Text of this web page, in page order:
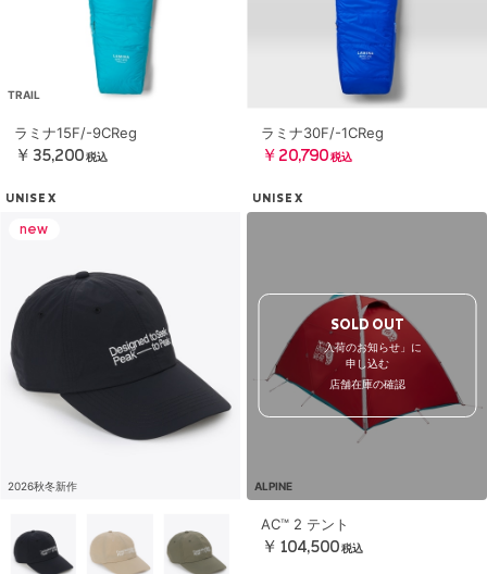
TRAIL
ラミナ15F/-9CReg
￥35,200 税込
ラミナ30F/-1CReg
￥20,790 税込
UNISEX
2026秋冬新作
UNISEX
ALPINE
SOLD OUT
「入荷のお知らせ」に
申し込む
店舗在庫の確認
AC™ 2 テント
￥104,500 税込